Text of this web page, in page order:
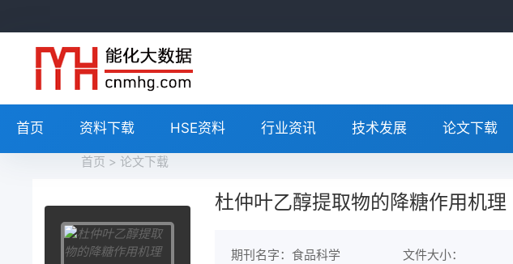
首页 资料下载 HSE资料 行业资讯 技术发展 论文下载
首页 > 论文下载
杜仲叶乙醇提取物的降糖作用机理
期刊名字：食品科学 文件大小：